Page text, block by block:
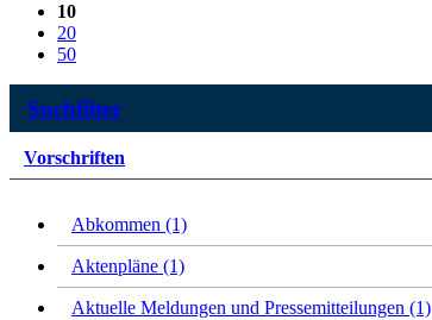
10
20
50
Suchfilter
Vorschriften
Abkommen (1)
Aktenpläne (1)
Aktuelle Meldungen und Pressemitteilungen (1)